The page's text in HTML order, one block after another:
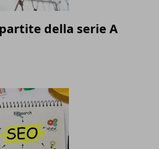
della serie A